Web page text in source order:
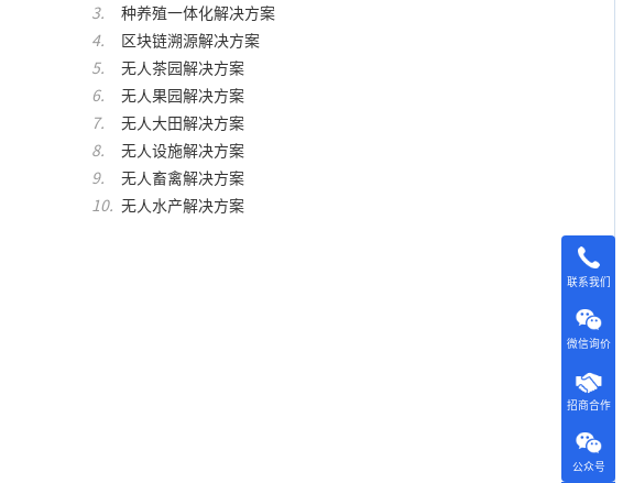
种养殖一体化解决方案
区块链溯源解决方案
无人茶园解决方案
无人果园解决方案
无人大田解决方案
无人设施解决方案
无人畜禽解决方案
无人水产解决方案
联系我们
微信询价
招商合作
公众号